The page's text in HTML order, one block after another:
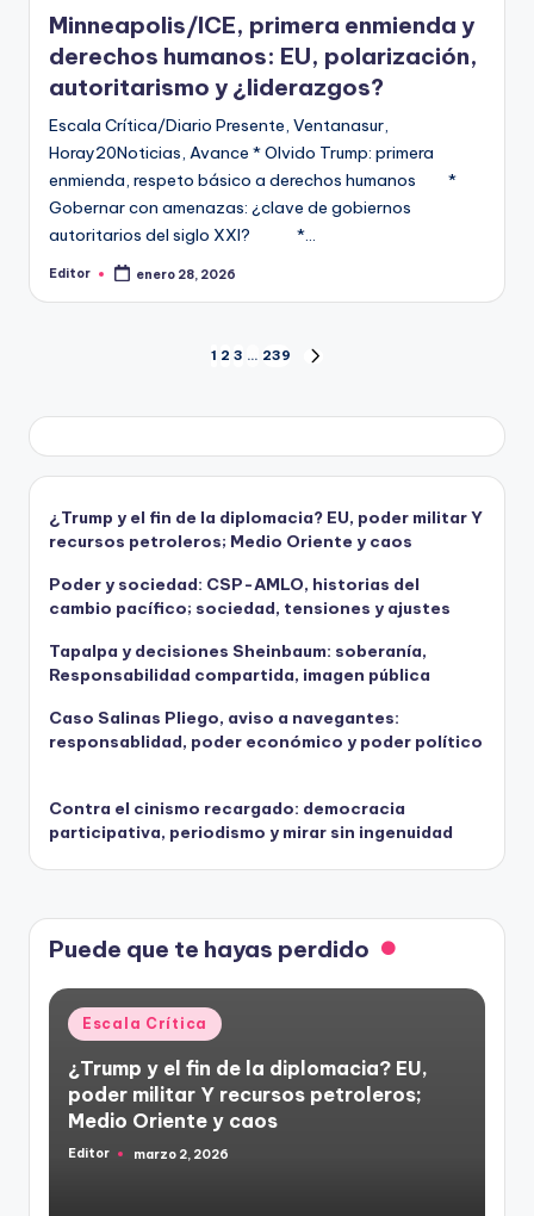
Minneapolis/ICE, primera enmienda y
derechos humanos: EU, polarización,
autoritarismo y ¿liderazgos?
Escala Crítica/Diario Presente, Ventanasur,
Horay20Noticias, Avance * Olvido Trump: primera
enmienda, respeto básico a derechos humanos *
Gobernar con amenazas: ¿clave de gobiernos
autoritarios del siglo XXI? *…
Publicado
Editor enero 28, 2026
Paginación
de
entradas
1 2 3 … 239
¿Trump y el fin de la diplomacia? EU, poder militar Y
recursos petroleros; Medio Oriente y caos
Poder y sociedad: CSP-AMLO, historias del
cambio pacífico; sociedad, tensiones y ajustes
Tapalpa y decisiones Sheinbaum: soberanía,
Responsabilidad compartida, imagen pública
Caso Salinas Pliego, aviso a navegantes:
responsablidad, poder económico y poder político
Contra el cinismo recargado: democracia
participativa, periodismo y mirar sin ingenuidad
Puede que te hayas perdido
Publicado
en
Escala Crítica
¿Trump y el fin de la diplomacia? EU,
poder militar Y recursos petroleros;
Medio Oriente y caos
Publicado
Editor marzo 2, 2026